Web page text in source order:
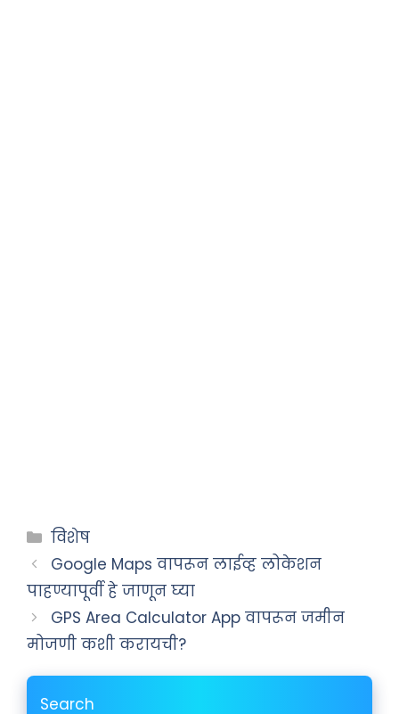
Categories
विशेष
Google Maps वापरून लाईव्ह लोकेशन
पाहण्यापूर्वी हे जाणून घ्या
GPS Area Calculator App वापरून जमीन
मोजणी कशी करायची?
Search